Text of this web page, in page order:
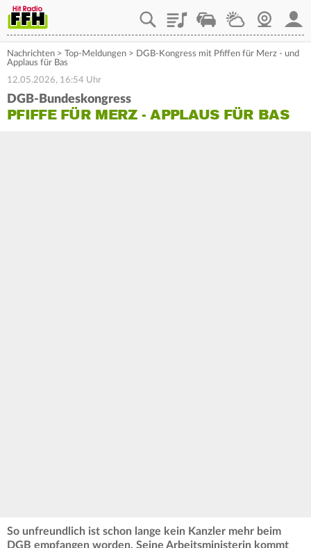
PlaylistStaupilotWetterWebcam
Nachrichten > Top-Meldungen > DGB-Kongress mit Pfiffen für Merz - und
Applaus für Bas
12.05.2026, 16:54 Uhr
DGB-Bundeskongress
PFIFFE FÜR MERZ - APPLAUS FÜR BAS
So unfreundlich ist schon lange kein Kanzler mehr beim
DGB empfangen worden. Seine Arbeitsministerin kommt